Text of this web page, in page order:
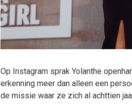
Op Instagram sprak Yolanthe
erkenning meer dan alleen een
de missie waar ze zich al achttien